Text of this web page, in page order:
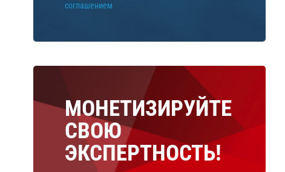
соглашением
МОНЕТИЗИРУЙТЕ
СВОЮ
ЭКСПЕРТНОСТЬ!